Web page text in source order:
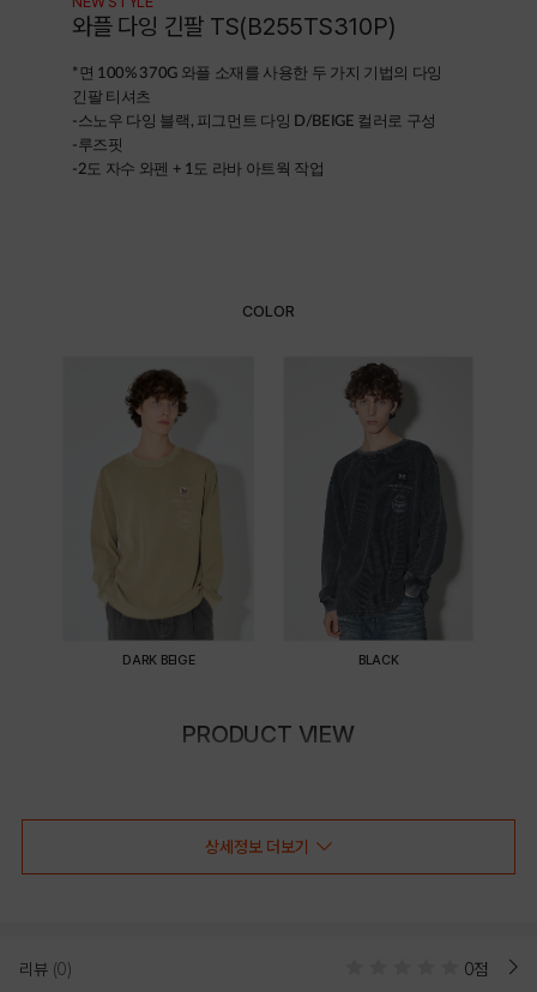
와플 다잉 긴팔 TS(B255TS310P)
* 면 100% 370G 와플 소재를 사용한 두 가지 기법의 다잉
긴팔 티셔츠
-스노우 다잉 블랙, 피그먼트 다잉 D/BEIGE 컬러로 구성
-루즈핏
-2도 자수 와펜 + 1도 라바 아트웍 작업
COLOR
DARK BEIGE BLACK
PRODUCT VIEW
상세정보 더보기
리뷰 (0) 0점